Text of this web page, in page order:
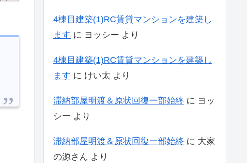
4棟目建築(1)RC賃貸マンションを建築し
ます に ヨッシー より
4棟目建築(1)RC賃貸マンションを建築し
ます に けい太 より
滞納部屋明渡＆原状回復一部始終 に ヨッ
シー より
滞納部屋明渡＆原状回復一部始終 に 大家
の源さん より